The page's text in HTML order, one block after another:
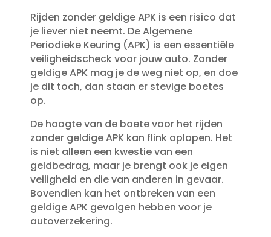
Rijden zonder geldige APK is een risico dat
je liever niet neemt.​ De Algemene
Periodieke Keuring (APK) is een essentiële
veiligheidscheck voor jouw auto.​ Zonder
geldige APK mag je de weg niet op, en doe
je dit toch, dan staan er stevige boetes
op.​
De hoogte van de boete voor het rijden
zonder geldige APK kan flink oplopen.​ Het
is niet alleen een kwestie van een
geldbedrag, maar je brengt ook je eigen
veiligheid en die van anderen in gevaar.​
Bovendien kan het ontbreken van een
geldige APK gevolgen hebben voor je
autoverzekering.​